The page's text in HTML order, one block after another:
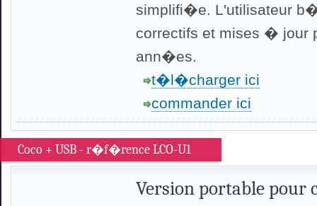
simplifi�e. L'utilisateur
correctifs et mises � jour
ann�es.
t�l�charger ici
commander ici
Coco + USB - r�f�rence LCO-U1
Version portable